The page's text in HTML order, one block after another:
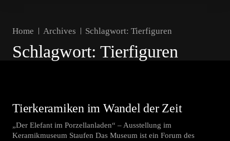
Home Archives Schlagwort: Tierfiguren
Schlagwort: Tierfiguren
Tierkeramiken im Wandel der Zeit
„Der Elefant im Porzellanladen“ – Ausstellung im
Keramikmuseum Staufen Das Museum ist ein Forum des